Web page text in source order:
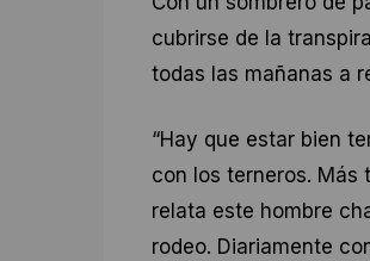
cubrirse de la
todas las mañanas a
“Hay que estar bien
con los terneros. Más
relata este hombre
rodeo. Diariamente